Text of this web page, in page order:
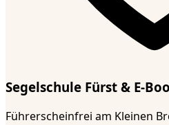
Segelschule Fürst & E-
Führerscheinfrei am Kleinen